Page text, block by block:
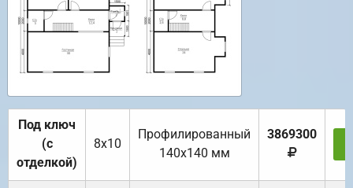
Под ключ
(с
отделкой)
8х10
Профилированный
140х140 мм
3869300